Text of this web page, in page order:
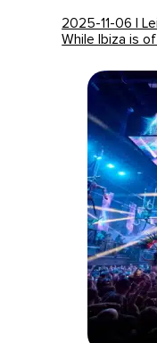
2025-11-06 |
While Ibiza is